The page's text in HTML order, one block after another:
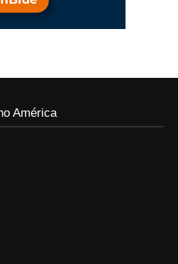
América